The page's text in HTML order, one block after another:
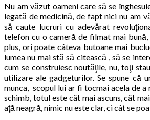
Nu am văzut oameni care să se
legată de medicină, de fapt nici nu am
să caute lucruri cu adevărat
telefon cu o cameră de filmat mai
plus, ori poate câteva butoane mai
lumea nu mai stă să citească , să se
cum se construiesc noutăţile, nu, toţi
utilizare ale gadgeturilor. Se spune că
munca, scopul lui ar fi tocmai acela de a
schimb, totul este cât mai ascuns, cât
aţă neagră, nimic nu este clar, ci cât se